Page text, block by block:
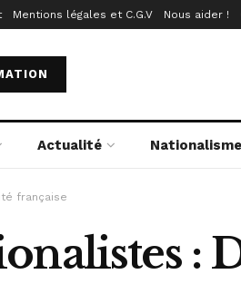
Mentions légales et C.G.V Nous aider !
Actualité Nationalisme
française
: